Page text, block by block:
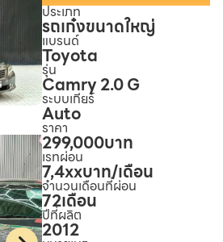
ประเภท
รถเก๋งขนาดใหญ่
แบรนด์
Toyota
รุ่น
Camry 2.0 G
ระบบเกียร์
Auto
ราคา
299,000บาท
เรทผ่อน
7,4xxบาท/เดือน
จำนวนเดือนที่ผ่อน
72เดือน
ปีที่ผลิต
2012